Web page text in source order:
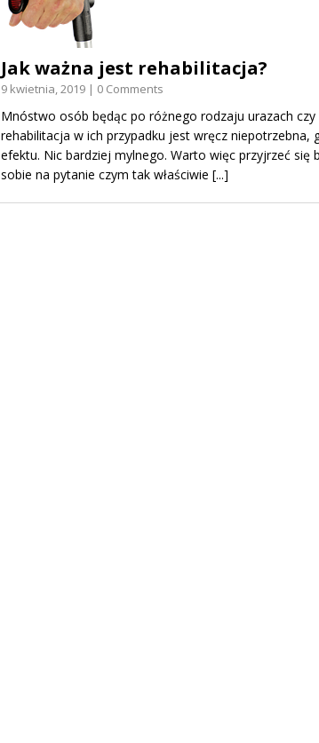
Jak ważna jest rehabilitacja?
9 kwietnia, 2019 | 0 Comments
Mnóstwo osób będąc po różnego rodzaju urazach czy
rehabilitacja w ich przypadku jest wręcz niepotrzebna,
efektu. Nic bardziej mylnego. Warto więc przyjrzeć się
sobie na pytanie czym tak właściwie [...]